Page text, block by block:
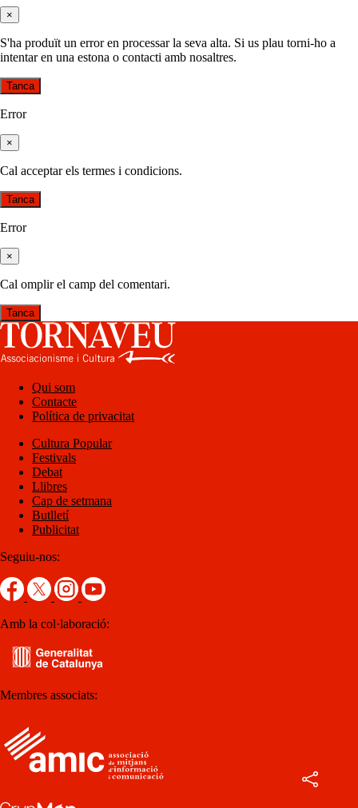
×
S'ha produït un error en processar la seva alta. Si us plau torni-ho a
intentar en una estona o contacti amb nosaltres.
Tanca
Error
×
Cal acceptar els termes i condicions.
Tanca
Error
×
Cal omplir el camp del comentari.
Tanca
Qui som
Contacte
Política de privacitat
Cultura Popular
Festivals
Debat
Llibres
Cap de setmana
Butlletí
Publicitat
Seguiu-nos:
Amb la col·laboració:
Membres associats: